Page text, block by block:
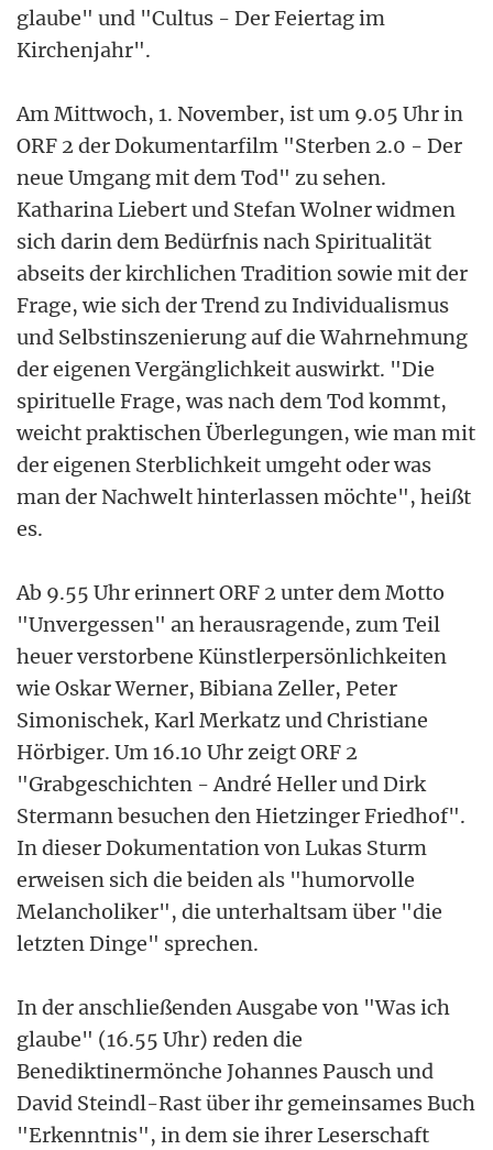
glaube" und "Cultus - Der Feiertag im
Kirchenjahr".
Am Mittwoch, 1. November, ist um 9.05 Uhr in
ORF 2 der Dokumentarfilm "Sterben 2.0 - Der
neue Umgang mit dem Tod" zu sehen.
Katharina Liebert und Stefan Wolner widmen
sich darin dem Bedürfnis nach Spiritualität
abseits der kirchlichen Tradition sowie mit der
Frage, wie sich der Trend zu Individualismus
und Selbstinszenierung auf die Wahrnehmung
der eigenen Vergänglichkeit auswirkt. "Die
spirituelle Frage, was nach dem Tod kommt,
weicht praktischen Überlegungen, wie man mit
der eigenen Sterblichkeit umgeht oder was
man der Nachwelt hinterlassen möchte", heißt
es.
Ab 9.55 Uhr erinnert ORF 2 unter dem Motto
"Unvergessen" an herausragende, zum Teil
heuer verstorbene Künstlerpersönlichkeiten
wie Oskar Werner, Bibiana Zeller, Peter
Simonischek, Karl Merkatz und Christiane
Hörbiger. Um 16.10 Uhr zeigt ORF 2
"Grabgeschichten - André Heller und Dirk
Stermann besuchen den Hietzinger Friedhof".
In dieser Dokumentation von Lukas Sturm
erweisen sich die beiden als "humorvolle
Melancholiker", die unterhaltsam über "die
letzten Dinge" sprechen.
In der anschließenden Ausgabe von "Was ich
glaube" (16.55 Uhr) reden die
Benediktinermönche Johannes Pausch und
David Steindl-Rast über ihr gemeinsames Buch
"Erkenntnis", in dem sie ihrer Leserschaft